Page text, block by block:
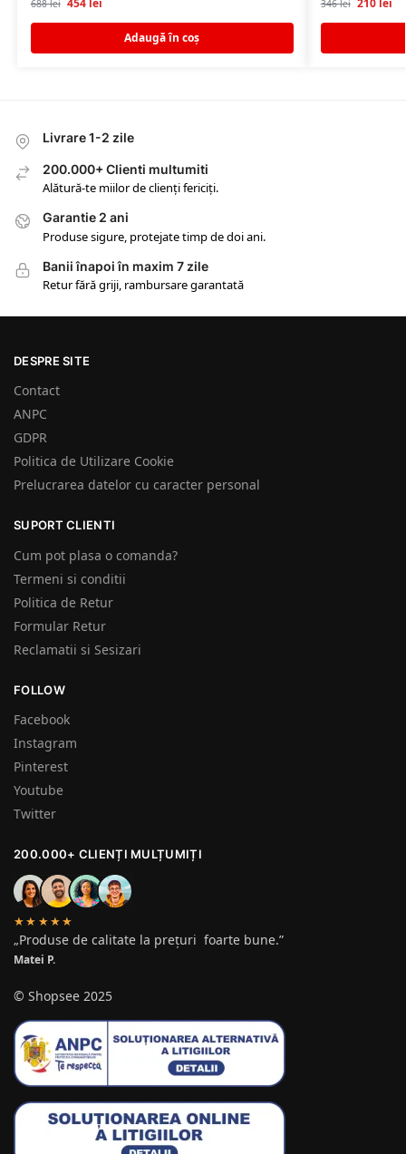
688lei
Adaugă în coș
346lei
Livrare 1-2 zile
200.000+ Clienti multumiti
Alătură-te miilor de clienți fericiți.
Garantie 2 ani
Produse sigure, protejate timp de doi ani.
Banii înapoi în maxim 7 zile
Retur fără griji, rambursare garantată
DESPRE SITE
Contact
ANPC
GDPR
Politica de Utilizare Cookie
Prelucrarea datelor cu caracter personal
SUPORT CLIENTI
Cum pot plasa o comanda?
Termeni si conditii
Politica de Retur
Formular Retur
Reclamatii si Sesizari
FOLLOW
Facebook
Instagram
Pinterest
Youtube
Twitter
200.000+ CLIENȚI MULȚUMIȚI
★★★★★
„Produse de calitate la prețuri foarte bune.”
Matei P.
© Shopsee 2025